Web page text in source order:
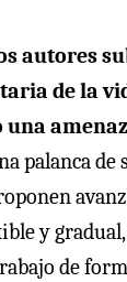
autores
de la
una
palanca
y
de